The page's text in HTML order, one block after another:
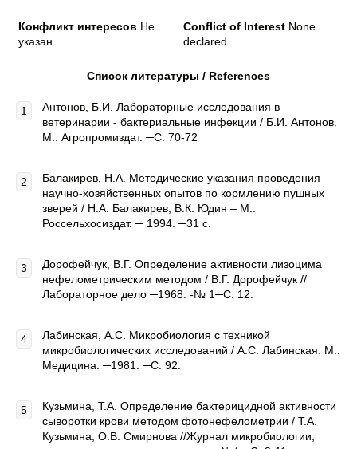
Конфликт интересов Не
указан.
Conflict of Interest None
declared.
Список литературы / References
Антонов, Б.И. Лабораторные исследования в
ветеринарии - бактериальные инфекции / Б.И. Антонов.
М.: Агропромиздат. ─С. 70-72
Балакирев, Н.А. Методические указания проведения
научно-хозяйственных опытов по кормлению пушных
зверей / Н.А. Балакирев, В.К. Юдин – М.:
Россельхосиздат. ─ 1994. ─31 с.
Дорофейчук, В.Г. Определение активности лизоцима
нефелометрическим методом / В.Г. Дорофейчук //
Лабораторное дело ─1968. -№ 1─С. 12.
Лабинская, А.С. Микробиология с техникой
микробиологических исследований / А.С. Лабинская. М.:
Медицина. ─1981. ─С. 92.
Кузьмина, Т.А. Определение бактерицидной активности
сыворотки крови методом фотонефелометрии / Т.А.
Кузьмина, О.В. Смирнова //Журнал микробиологии,